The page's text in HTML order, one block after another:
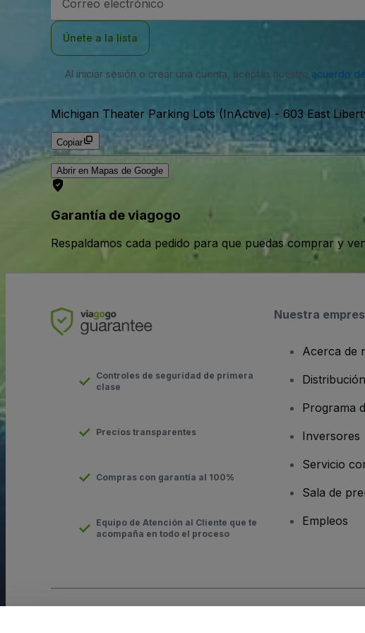
de
Únete a la lista
Al iniciar sesión o crear una cuenta, aceptas nuestro acuerdo
Michigan Theater Parking Lots (InActive) - 603 East
Copiar
Abrir en Mapas de Google
Garantía de viagogo
Respaldamos cada pedido para que puedas comprar y
Controles de seguridad de primera
clase
Precios transparentes
Compras con garantía al 100%
Equipo de Atención al Cliente que te
acompaña en todo el proceso
Nuestra
Acerca de
Programa
Inversores
Servicio
Sala de
Empleos